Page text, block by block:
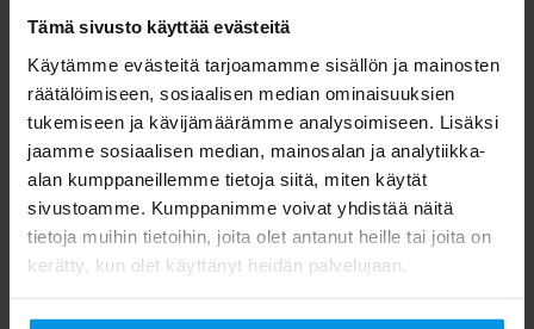
Tämä sivusto käyttää evästeitä
Käytämme evästeitä tarjoamamme sisällön ja mainosten
räätälöimiseen, sosiaalisen median ominaisuuksien
tukemiseen ja kävijämäärämme analysoimiseen. Lisäksi
jaamme sosiaalisen median, mainosalan ja analytiikka-
alan kumppaneillemme tietoja siitä, miten käytät
sivustoamme. Kumppanimme voivat yhdistää näitä
tietoja muihin tietoihin, joita olet antanut heille tai joita on
kerätty, kun olet käyttänyt heidän palvelujaan.